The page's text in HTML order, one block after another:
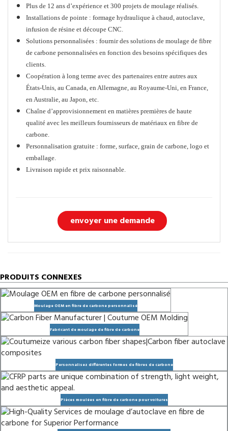
Plus de 12 ans d’expérience et 300 projets de moulage réalisés.
Installations de pointe : formage hydraulique à chaud, autoclave,
infusion de résine et découpe CNC.
Solutions personnalisées : fournir des solutions de moulage de fibre
de carbone personnalisées en fonction des besoins spécifiques des
clients.
Coopération à long terme avec des partenaires entre autres aux
États-Unis, au Canada, en Allemagne, au Royaume-Uni, en France,
en Australie, au Japon, etc.
Chaîne d’approvisionnement en matières premières de haute
qualité avec les meilleurs fournisseurs de matériaux en fibre de
carbone.
Personnalisation gratuite : forme, surface, grain de carbone, logo et
emballage.
Livraison rapide et prix raisonnable.
envoyer une demande
PRODUITS CONNEXES
Moulage OEM en fibre de carbone personnalisé
Fabricant de moulage de fibre de carbone
Personnalisez différentes formes de fibres de carbone
Pièces moulées en fibre de carbone pour voitures